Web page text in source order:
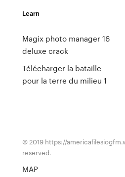
Learn
Magix photo manager 16
deluxe crack
Télécharger la bataille
pour la terre du milieu 1
© 2019 https://
reserved.
MAP